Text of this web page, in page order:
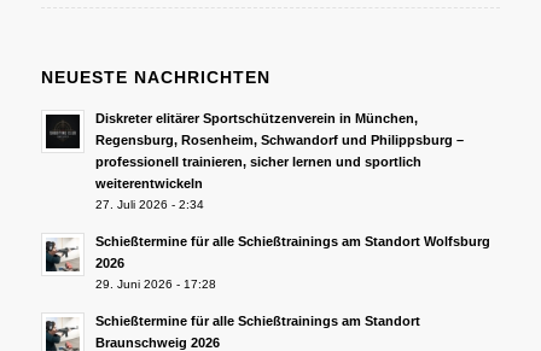
NEUESTE NACHRICHTEN
Diskreter elitärer Sportschützenverein in München,
Regensburg, Rosenheim, Schwandorf und Philippsburg –
professionell trainieren, sicher lernen und sportlich
weiterentwickeln
27. Juli 2026 - 2:34
Schießtermine für alle Schießtrainings am Standort Wolfsburg
2026
29. Juni 2026 - 17:28
Schießtermine für alle Schießtrainings am Standort
Braunschweig 2026